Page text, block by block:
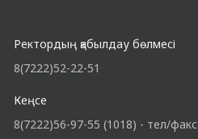
Ректордың қабылдау бөлмесі
8(7222)52-22-51
Кеңсе
8(7222)56-97-55 (1018) - тел/факс